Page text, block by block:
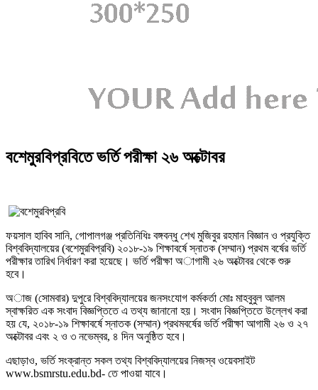
বশেমুরবিপ্রবিতে ভর্তি পরীক্ষা ২৬ অক্টোবর
ফয়সাল হাবিব সানি, গোপালগঞ্জ প্রতিনিধিঃ বঙ্গবন্ধু শেখ মুজিবুর রহমান বিজ্ঞান ও প্রযুক্তি
বিশ্ববিদ্যালয়ের (বশেমুরবিপ্রবি) ২০১৮-১৯ শিক্ষাবর্ষে স্নাতক (সম্মান) প্রথম বর্ষের ভর্তি
পরীক্ষার তারিখ নির্ধারণ করা হয়েছে। ভর্তি পরীক্ষা অাগামী ২৬ অক্টোবর থেকে শুরু
হবে।
অাজ (সোমবার) দুপুরে বিশ্ববিদ্যালয়ের জনসংযোগ কর্মকর্তা মোঃ মাহবুবুল আলম
স্বাক্ষরিত এক সংবাদ বিজ্ঞপ্তিতে এ তথ্য জানানো হয়। সংবাদ বিজ্ঞপ্তিতে উল্লেখ করা
হয় যে, ২০১৮-১৯ শিক্ষাবর্ষে স্নাতক (সম্মান) প্রথমবর্ষের ভর্তি পরীক্ষা আগামী ২৬ ও ২৭
অক্টোবর এবং ২ ও ৩ নভেম্বর, ৪ দিন অনুষ্ঠিত হবে।
এছাড়াও, ভর্তি সংক্রান্ত সকল তথ্য বিশ্ববিদ্যালয়ের নিজস্ব ওয়েবসাইট
www.bsmrstu.edu.bd- তে পাওয়া যাবে।